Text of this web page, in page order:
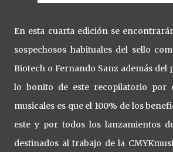
En esta cuarta edición se
sospechosos habituales del sello
Biotech o Fernando Sanz además del
lo bonito de este recopilatorio por
musicales es que el 100% de los
este y por todos los lanzamientos
destinados al trabajo de la